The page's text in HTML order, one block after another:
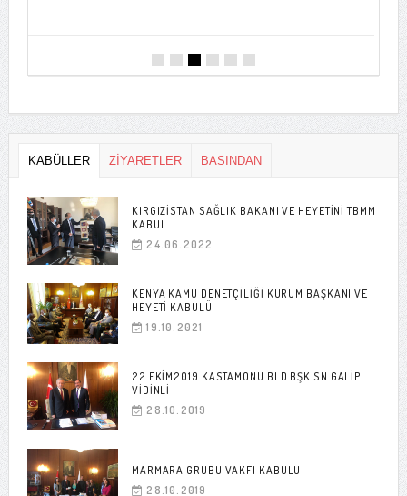
KABÜLLER ZİYARETLER BASINDAN
KIRGIZISTAN SAĞLIK BAKANI VE HEYETINI TBMM
KABUL
24.06.2022
KENYA KAMU DENETÇILIĞI KURUM BAŞKANI VE
HEYETI KABULÜ
19.10.2021
22 EKIM2019 KASTAMONU BLD BŞK SN GALIP
VIDINLI
28.10.2019
MARMARA GRUBU VAKFI KABULU
28.10.2019